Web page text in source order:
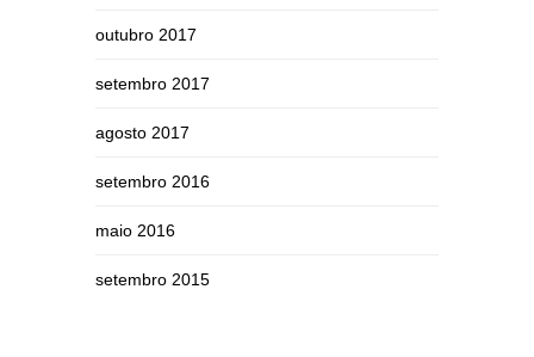
outubro 2017
setembro 2017
agosto 2017
setembro 2016
maio 2016
setembro 2015